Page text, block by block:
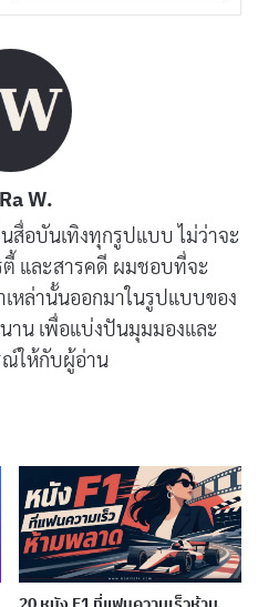
นังที่โคตรฮิตเรื่องโลกแฟชั่น
รับบทแอนดี้ สาวเนิร์ดที่เพิ่ง
ยนางมาร
พลิกผันจากชิลๆ กลายเป็นวิ่ง
ว่าความสำเร็จในวงการนี้
มฮาคอมเมดี้กับดราม่าชีวิต
เราอยากช้อปปิ้งตามแล้ว
างมารตัวจิ๋ว หรือกลับไป
าคิดถึงวันที่วิ่งหางานแรกๆ
เหมาะสำหรับวัยรุ่นที่กำลัง
ายแต่แสนสนุก
W.
สื่อบันเทิงทุกรูปแบบ ไม่ว่าจะ
ตี้ และสารคดี ผมชอบที่จะ
เหล่านั้นออกมาในรูปแบบของ
าน เพื่อแบ่งปันมุมมองและ
ให้กับผู้อ่าน